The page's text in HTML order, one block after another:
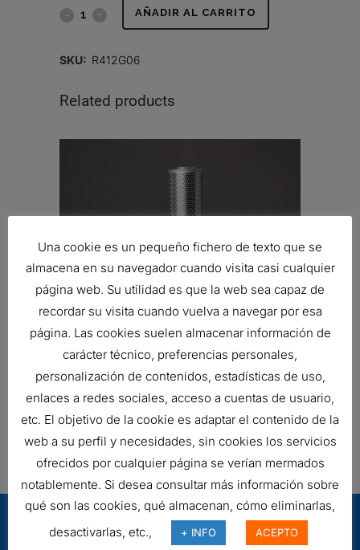
FILTRO AÑADIR AL CARRITO
SKU: R412G06
Related products
FILTRO HIDRÁULICO, CARTUCHO
79,32 €
Ref:P164598
Una cookie es un pequeño fichero de texto que se
almacena en su navegador cuando visita casi cualquier
página web. Su utilidad es que la web sea capaz de
recordar su visita cuando vuelva a navegar por esa
página. Las cookies suelen almacenar información de
carácter técnico, preferencias personales,
personalización de contenidos, estadísticas de uso,
enlaces a redes sociales, acceso a cuentas de usuario,
etc. El objetivo de la cookie es adaptar el contenido de la
web a su perfil y necesidades, sin cookies los servicios
ofrecidos por cualquier página se verían mermados
notablemente. Si desea consultar más información sobre
qué son las cookies, qué almacenan, cómo eliminarlas,
desactivarlas, etc.,
+ INFO ACEPTO